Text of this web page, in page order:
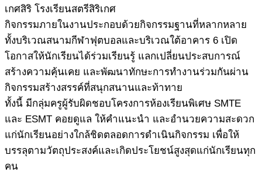
เกศสิริ โรงเรียนสตรีสิริเกศ
กิจกรรมภายในงานประกอบด้วยกิจกรรมฐานที่หลากหลาย
ทั้งบริเวณสนามกีฬาฟุตบอลและบริเวณใต้อาคาร 6 เปิด
โอกาสให้นักเรียนได้ร่วมเรียนรู้ แลกเปลี่ยนประสบการณ์
สร้างความคุ้นเคย และพัฒนาทักษะการทำงานร่วมกันผ่าน
กิจกรรมสร้างสรรค์ที่สนุกสนานและท้าทาย
ทั้งนี้ มีกลุ่มครูผู้รับผิดชอบโครงการห้องเรียนพิเศษ SMTE
และ ESMT คอยดูแล ให้คำแนะนำ และอำนวยความสะดวก
แก่นักเรียนอย่างใกล้ชิดตลอดการดำเนินกิจกรรม เพื่อให้
บรรลุตามวัตถุประสงค์และเกิดประโยชน์สูงสุดแก่นักเรียนทุก
คน